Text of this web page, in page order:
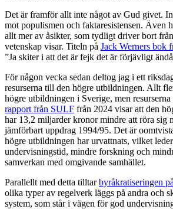
Det är framför allt inte något av Gud givet.
mot populismen och faktaresistensen. Även
allt mer av åsikter, som tydligt driver bort
vetenskap visar. Titeln på Jack Werners bok
”Ja skiter i att det är fejk det är förjävligt
För någon vecka sedan deltog jag i ett
resurserna till den högre utbildningen. Allt
högre utbildningen i Sverige, men
rapport från SULF från 2024 visar att den
har 13,2 miljarder kronor mindre att röra sig
jämförbart uppdrag 1994/95. Det är
högre utbildningen har urvattnats, vilket
undervisningstid, mindre forskning och
samverkan med omgivande samhället.
Parallellt med detta tilltarbyråkratiseringen
olika typer av regelverk läggs på andra och
system, som står i vägen för god